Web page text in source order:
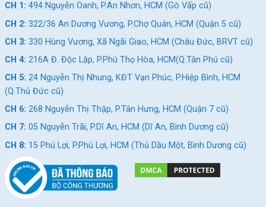
Điều này giúp khung xe carbon có:
Độ cứng xoắn cao:giúp xe di chuyển ổn định khi leo dốc
hoặc tăng tốc
Khả năng chịu lực tốt: hạn chế bị biến dạng khi đi địa hình
gồ ghề
Độ đàn hồi linh hoạt:tăng khả năng hấp thụ chấn động
Nhờ cấu trúc tối ưu, xe đạp MTB carbon hoàn toàn có khả năng
chịu lực tốt, vận hành chắc chắn trên những cung đường kỹ
thuật khó.
Ưu Điểm Khi Chọn Xe Đạp MTB Carbon Cho Địa
Hình Phức Tạp
CH 1: 494 Nguyễn Oanh, P.An Nhơn, HCM (Gò Vấp cũ)
CH 2: 322/36 An Dương Vương, P.Chợ Quán, HCM (Quận 5 cũ)
CH 3: 330 Hùng Vương, Xã Ngãi Giao, HCM (Châu Đức, BRVT cũ)
CH 4: 216A Đ. Độc Lập, P.Phú Thọ Hòa, HCM(Q.Tân Phú cũ)
CH 5: 24 Nguyễn Thị Nhung, KĐT Vạn Phúc, P.Hiệp Bình, HCM
(Q.Thủ Đức cũ)
CH 6: 268 Nguyễn Thị Thập, P.Tân Hưng, HCM (Quận 7 cũ)
CH 7: 05 Nguyễn Trãi, P.Dĩ An, HCM (Dĩ An, Bình Dương cũ)
CH 8: 15 Phú Lợi, P.Phú Lợi, HCM (Thủ Dầu Một, Bình Dương cũ)